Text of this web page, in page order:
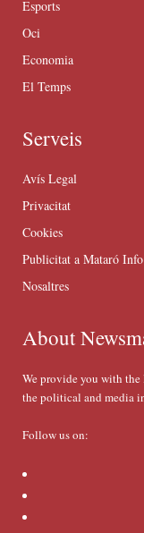
Esports
Oci
Economia
El Temps
Serveis
Avís Legal
Privacitat
Cookies
Publicitat a Mataró Info
Nosaltres
About
We provide you with
the political and media
Follow us on: